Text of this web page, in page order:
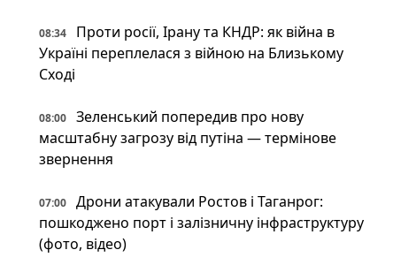
08:34
Проти росії, Ірану та КНДР: як війна в
Україні переплелася з війною на Близькому
Сході
08:00
Зеленський попередив про нову
масштабну загрозу від путіна — термінове
звернення
07:00
Дрони атакували Ростов і Таганрог:
пошкоджено порт і залізничну інфраструктуру
(фото, відео)